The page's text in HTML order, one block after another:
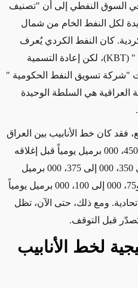
السوق النفطي إلى أن "تصنيف
لكل النفط الخام من شمال
كان النفط الكردي يُعرف
" (KBT)
، لكن إعادة التسمية
"شركة تسويق النفط الحكومية "
العراقية هي السلطة الوحيدة
.
فقد كان خط الأنابيب بين العراق
وتركيا ينقل حوالي 400، 000 إلى 450، 000 برميل يومياً قبل إغلاقه
في عام 2023، بما في ذلك حوالي 350، 000 إلى 375، 000 برميل
يومياً من "مزيج النفط الكردي" و75، 000 إلى 100، 000 برميل يومياً
ومع ذلك، حتى الآن، تظل
قبل التوقف.
لخط الأنابيب